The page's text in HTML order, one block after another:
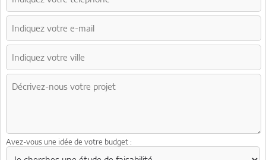
Avez-vous une idée de votre budget :